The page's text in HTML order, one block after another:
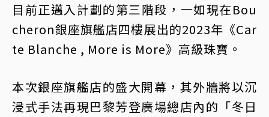
目前正邁入計劃的第三階段，一如現在Bou
cheron銀座旗艦店四樓展出的2023年《Car
te Blanche , More is More》高級珠寶。
本次銀座旗艦店的盛大開幕，其外牆將以沉
浸式手法再現巴黎芳登廣場總店內的「冬日